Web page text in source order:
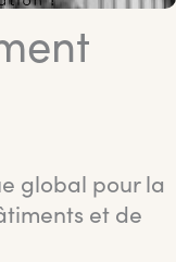
global pour la
et de